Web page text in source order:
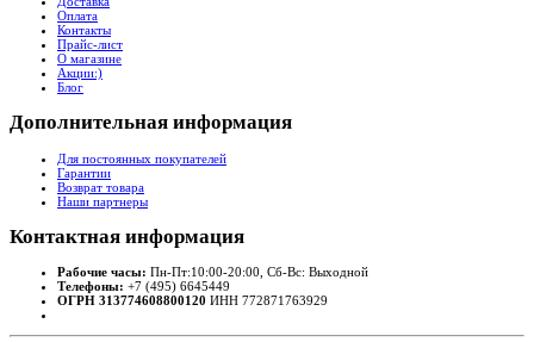
Оплата
Контакты
Прайс-лист
О магазине
Акции:)
Блог
Дополнительная информация
Для постоянных покупателей
Гарантии
Возврат товара
Наши партнеры
Контактная информация
Рабочие часы: Пн-Пт:10:00-20:00, Сб-Вс: Выходной
Телефоны: +7 (495) 6645449
ОГРН 313774608800120 ИНН 772871763929